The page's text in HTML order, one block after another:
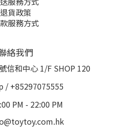
退貨政策
服務方式
絡我們
信和中心 1/F SHOP 120
/ +85297075555
PM - 22:00 PM